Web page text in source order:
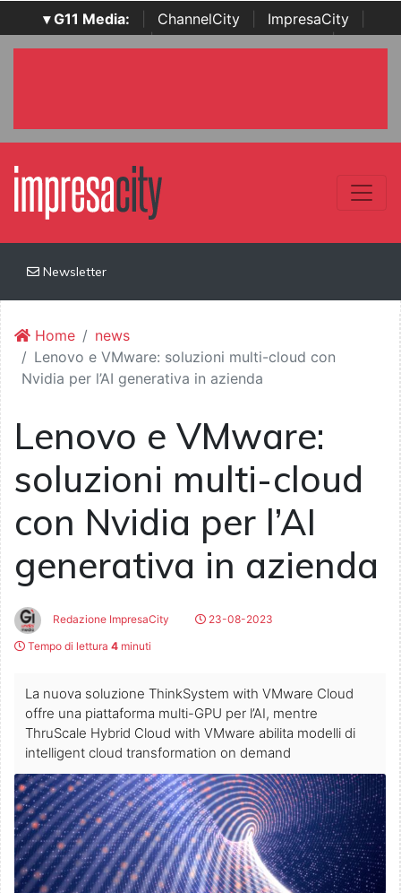
▾ G11 Media: ChannelCity ImpresaCity
SecurityOpenLab | Italian Channel Awards | Italian
Newsletter
Home
news
Lenovo e VMware: soluzioni multi-cloud con
Nvidia per l’AI generativa in azienda
Lenovo e VMware:
soluzioni multi-cloud
con Nvidia per l’AI
generativa in azienda
Redazione ImpresaCity
23-08-2023
Tempo di lettura 4 minuti
La nuova soluzione ThinkSystem with VMware Cloud
offre una piattaforma multi-GPU per l’AI, mentre
ThruScale Hybrid Cloud with VMware abilita modelli di
intelligent cloud transformation on demand